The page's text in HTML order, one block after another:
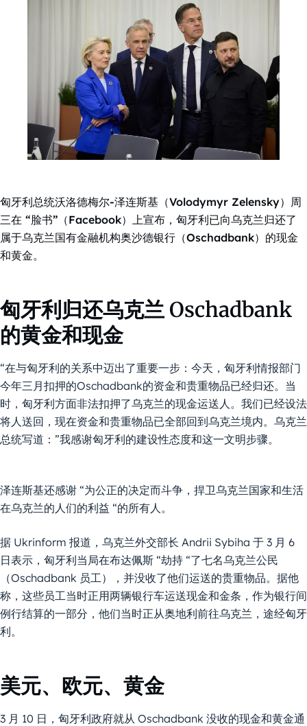
匈牙利总统沃洛德梅尔-泽连斯基（Volodymyr Zelensky）周
三在 “脸书”（Facebook）上宣布，匈牙利已向乌克兰归还了
属于乌克兰国有金融机构奥沙德银行（Oschadbank）的现金
和黄金。
匈牙利归还乌克兰 Oschadbank
的黄金和现金
“在与匈牙利的关系中迈出了重要一步：今天，匈牙利情报部门
今年三月扣押的Oschadbank的资金和贵重物品已经归还。当
时，匈牙利方面非法扣押了乌克兰的现金运送人。我们已经设法
将人送回，现在资金和贵重物品已全部回到乌克兰境内。乌克兰
总统写道：”我感谢匈牙利的建设性态度和这一文明步骤。
泽连斯基还感谢 “为公正的决定而斗争，捍卫乌克兰国家和生活
在乌克兰的人们的利益 “的所有人。
据 Ukrinform 报道，乌克兰外交部长 Andrii Sybiha 于 3 月 6
日表示，匈牙利当局在布达佩斯 “劫持 “了七名乌克兰公民
（Oschadbank 员工），并没收了他们运送的贵重物品。据他
称，这些员工当时正用两辆银行车运送现金和金条，作为银行间
例行结算的一部分，他们当时正从奥地利前往乌克兰，途经匈牙
利。
美元、欧元、黄金
3 月 10 日，匈牙利政府就从 Oschadbank 没收的现金和黄金通